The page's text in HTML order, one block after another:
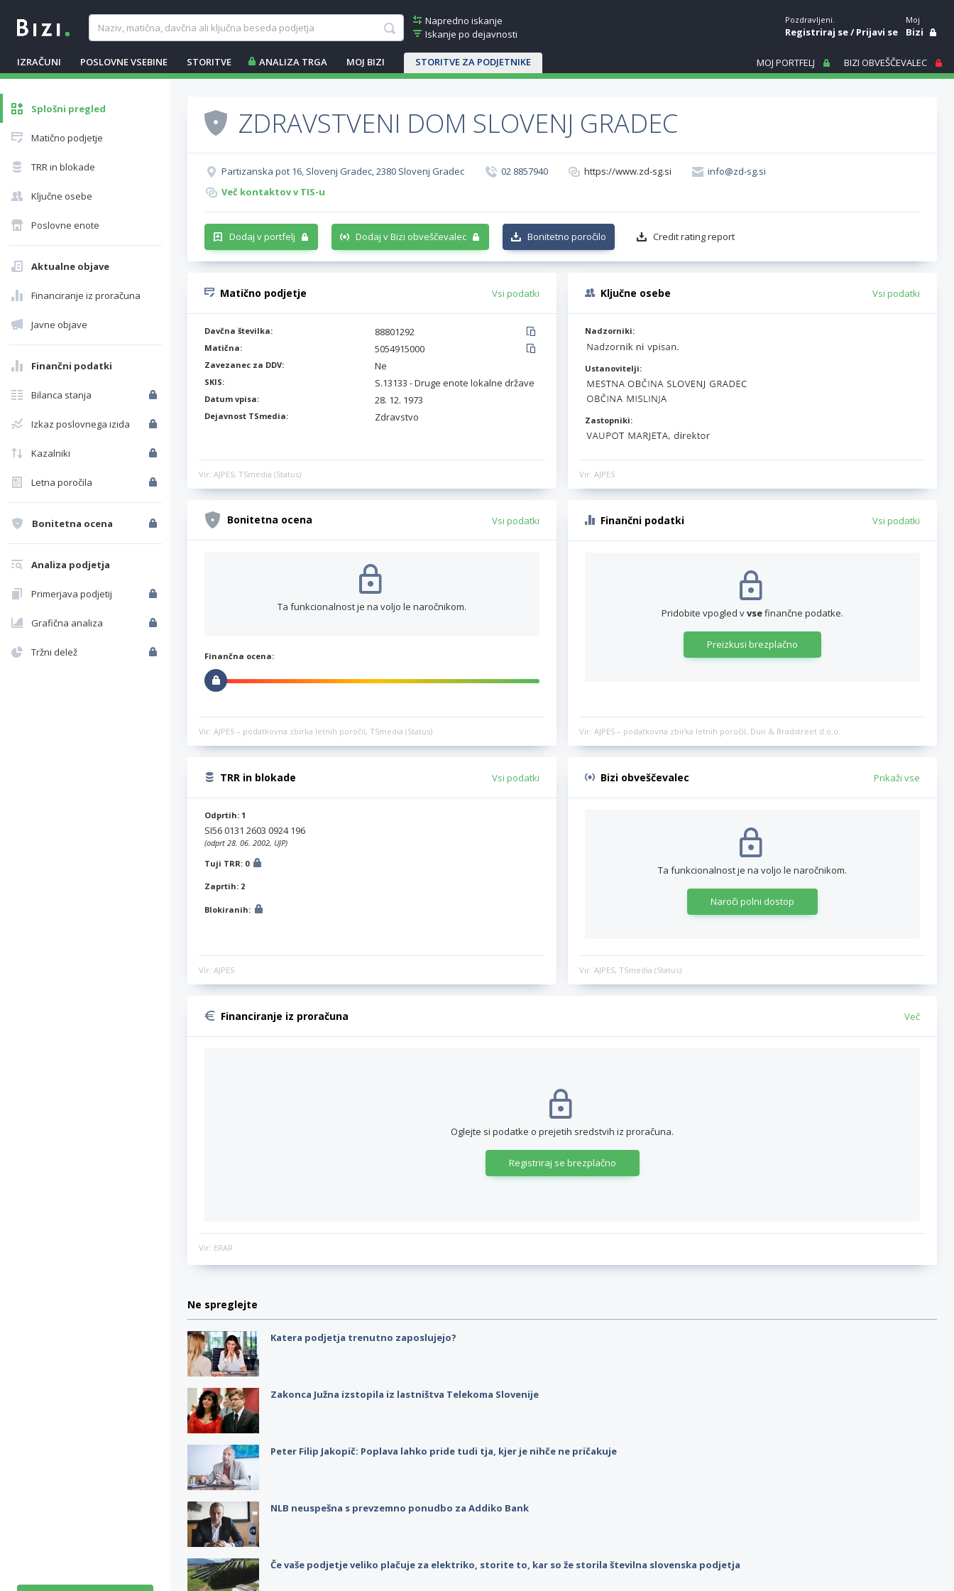
Napredno iskanje
Iskanje po dejavnosti
IZRAČUNI POSLOVNE VSEBINE STORITVE ANALIZA TRGA MOJ BIZI STORITVE ZA PODJETNIKE
Pozdravljeni.
Registriraj se/Prijavi se
Moj
Bizi
MOJ PORTFELJ BIZI OBVEŠČEVALEC
Splošni pregled
Matično podjetje
TRR in blokade
Ključne osebe
Poslovne enote
Aktualne objave
Financiranje iz proračuna
Javne objave
Finančni podatki
Bilanca stanja
Izkaz poslovnega izida
Kazalniki
Letna poročila
Bonitetna ocena
Analiza podjetja
Primerjava podjetij
Grafična analiza
Tržni delež
ZDRAVSTVENI DOM SLOVENJ GRADEC
Partizanska pot 16, Slovenj Gradec, 2380 Slovenj Gradec 02 8857940 https://www.zd-sg.si
info@zd-sg.si
Več kontaktov v TIS-u
Dodaj v portfelj Dodaj v Bizi obveščevalec Bonitetno poročilo Credit rating report
Matično podjetje Vsi podatki
Davčna številka: 88801292
Matična: 5054915000
Zavezanec za DDV: Ne
SKIS: S.13133 - Druge enote lokalne države
Datum vpisa: 28. 12. 1973
Dejavnost TSmedia: Zdravstvo
Vir: AJPES, TSmedia (Status)
Ključne osebe Vsi podatki
Nadzorniki:
Ustanovitelji:
Zastopniki:
Vir: AJPES
Bonitetna ocena Vsi podatki
Ta funkcionalnost je na voljo le naročnikom.
Finančna ocena:
Vir: AJPES – podatkovna zbirka letnih poročil, TSmedia (Status)
Finančni podatki Vsi podatki
Pridobite vpogled vvsefinančne podatke.
Preizkusi brezplačno
Vir: AJPES – podatkovna zbirka letnih poročil, Dun & Bradstreet d.o.o.
TRR in blokade Vsi podatki
Odprtih: 1
SI56 0131 2603 0924 196
(odprt 28. 06. 2002, UJP)
Tuji TRR: 0
Zaprtih: 2
Blokiranih:
Vir: AJPES
Bizi obveščevalec Prikaži vse
Ta funkcionalnost je na voljo le naročnikom.
Naroči polni dostop
Vir: AJPES, TSmedia (Status)
Financiranje iz proračuna Več
Oglejte si podatke o prejetih sredstvih iz proračuna.
Registriraj se brezplačno
Vir: ERAR
Ne spreglejte
Katera podjetja trenutno zaposlujejo?
Zakonca Južna izstopila iz lastništva Telekoma Slovenije
Peter Filip Jakopič: Poplava lahko pride tudi tja, kjer je nihče ne pričakuje
NLB neuspešna s prevzemno ponudbo za Addiko Bank
Če vaše podjetje veliko plačuje za elektriko, storite to, kar so že storila številna slovenska podjetja